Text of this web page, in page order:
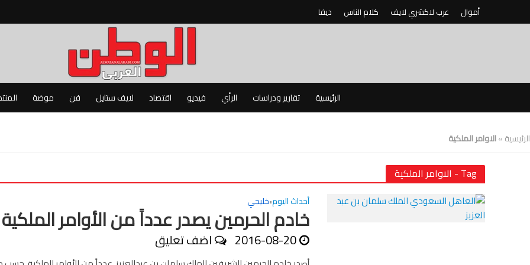
أموال عرب لاكشري لايف كلام الناس ديفا
الرئيسية تقارير ودراسات الرأي فيديو اقتصاد لايف ستايل فن موضة
الرئيسية»الاوامر الملكية
Tag - الاوامر الملكية
أحداث اليوم•خليجي
خادم الحرمين يصدر عدداً من الأوامر الملكية
2016-08-20 اضف تعليق